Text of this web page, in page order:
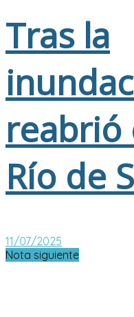
Tras la
reabrió
Río de
11/07/2025
Nota siguiente